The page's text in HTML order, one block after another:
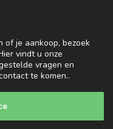
of je aankoop, bezoek
vindt u onze
vragen en
te komen..